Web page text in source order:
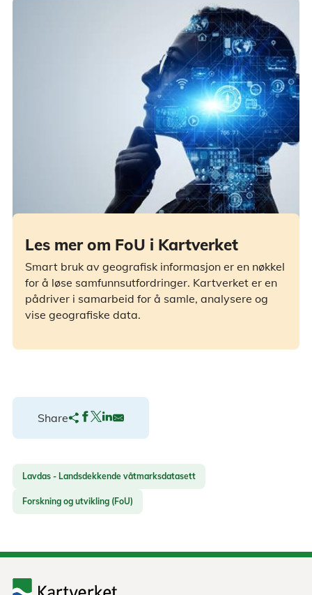
Les mer om FoU i Kartverket
Smart bruk av geografisk informasjon er en nøkkel
for å løse samfunnsutfordringer. Kartverket er en
pådriver i samarbeid for å samle, analysere og
vise geografiske data.
Share
Lavdas - Landsdekkende våtmarksdatasett
Forskning og utvikling (FoU)